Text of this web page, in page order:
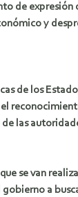
de
y
de los
las
se van
a